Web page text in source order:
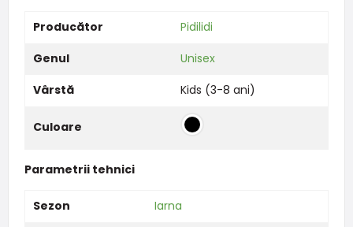
Producător
Pidilidi
Genul
Unisex
Vârstă
Kids (3-8 ani)
Culoare
Parametrii tehnici
Sezon
Iarna